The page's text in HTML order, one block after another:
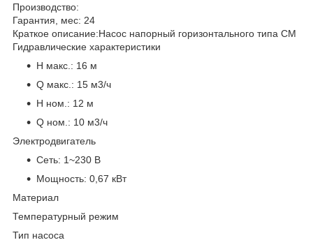
Производство:
Гарантия, мес: 24
Краткое описание:Насос напорный горизонтального типа СМ
Гидравлические характеристики
H макс.: 16 м
Q макс.: 15 м3/ч
H ном.: 12 м
Q ном.: 10 м3/ч
Электродвигатель
Сеть: 1~230 В
Мощность: 0,67 кВт
Материал
Температурный режим
Тип насоса